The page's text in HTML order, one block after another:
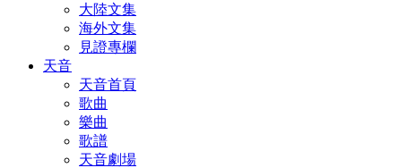
大陸文集
海外文集
見證專欄
天音
天音首頁
歌曲
樂曲
歌譜
天音劇場